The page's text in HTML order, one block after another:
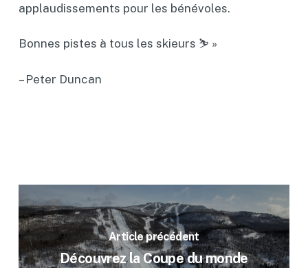
applaudissements pour les bénévoles.
Bonnes pistes à tous les skieurs ⛷️ »
– ​Peter Duncan
Article précédent
Découvrez la Coupe du monde